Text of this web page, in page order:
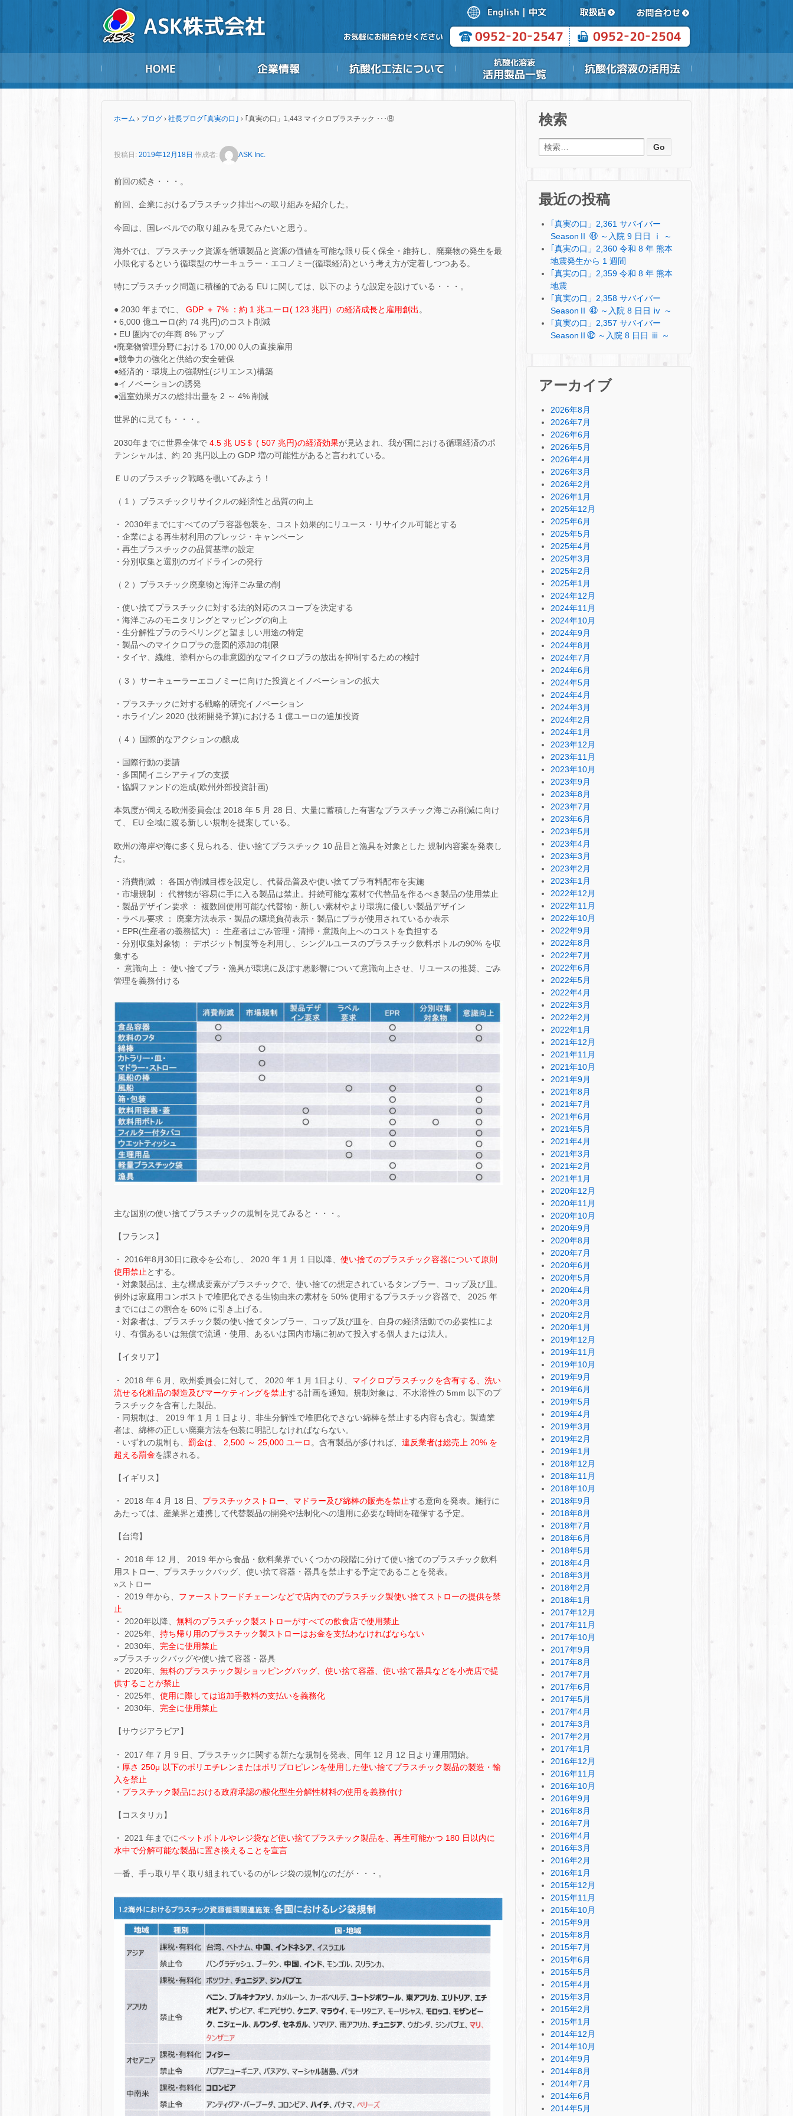
ホーム › ブログ › 社長ブログ｢真実の口｣ › ｢真実の口」1,443 マイクロプラスチック ･･･⑧
投稿日: 2019年12月18日 作成者: ASK Inc.
前回の続き・・・。
前回、企業におけるプラスチック排出への取り組みを紹介した。
今回は、国レベルでの取り組みを見てみたいと思う。
海外では、プラスチック資源を循環製品と資源の価値を可能な限り長く保全・維持し、廃棄物の発生を最
小限化するという循環型のサーキュラー・エコノミー(循環経済)という考え方が定着しつつある。
特にプラスチック問題に積極的である EU に関しては、以下のような設定を設けている・・・。
● 2030 年までに、 GDP ＋ 7% ：約 1 兆ユーロ( 123 兆円）の経済成長と雇用創出 。
• 6,000 億ユーロ(約 74 兆円)のコスト削減
• EU 圏内での年商 8% アップ
•廃棄物管理分野における 170,00 0人の直接雇用
●競争力の強化と供給の安全確保
●経済的・環境上の強靱性(ジリエンス)構築
●イノベーションの誘発
●温室効果ガスの総排出量を 2 ～ 4% 削減
世界的に見ても・・・。
2030年までに世界全体で 4.5 兆 US＄ ( 507 兆円)の経済効果が見込まれ、我が国における循環経済のポ
テンシャルは、約 20 兆円以上の GDP 増の可能性があると言われている。
ＥＵのプラスチック戦略を覗いてみよう！
（ 1 ）プラスチックリサイクルの経済性と品質の向上
・ 2030年までにすべてのプラ容器包装を、コスト効果的にリユース・リサイクル可能とする
・企業による再生材利用のプレッジ・キャンペーン
・再生プラスチックの品質基準の設定
・分別収集と選別のガイドラインの発行
（ 2 ）プラスチック廃棄物と海洋ごみ量の削
・使い捨てプラスチックに対する法的対応のスコープを決定する
・海洋ごみのモニタリングとマッピングの向上
・生分解性プラのラベリングと望ましい用途の特定
・製品へのマイクロプラの意図的添加の制限
・タイヤ、繊維、塗料からの非意図的なマイクロプラの放出を抑制するための検討
（ 3 ）サーキューラーエコノミーに向けた投資とイノベーションの拡大
・プラスチックに対する戦略的研究イノベーション
・ホライゾン 2020 (技術開発予算)における 1 億ユーロの追加投資
（ 4 ）国際的なアクションの醸成
・国際行動の要請
・多国間イニシアティブの支援
・協調ファンドの造成(欧州外部投資計画)
本気度が伺える欧州委員会は 2018 年 5 月 28 日、大量に蓄積した有害なプラスチック海ごみ削減に向け
て、 EU 全域に渡る新しい規制を提案している。
欧州の海岸や海に多く見られる、使い捨てプラスチック 10 品目と漁具を対象とした 規制内容案を発表し
た。
・消費削減 ： 各国が削減目標を設定し、代替品普及や使い捨てプラ有料配布を実施
・市場規制 ： 代替物が容易に手に入る製品は禁止。持続可能な素材で代替品を作るべき製品の使用禁止
・製品デザイン要求 ： 複数回使用可能な代替物・新しい素材やより環境に優しい製品デザイン
・ラベル要求 ： 廃棄方法表示・製品の環境負荷表示・製品にプラが使用されているか表示
・EPR(生産者の義務拡大) ： 生産者はごみ管理・清掃・意識向上へのコストを負担する
・分別収集対象物 ： デポジット制度等を利用し、シングルユースのプラスチック飲料ボトルの90% を収
集する
・ 意識向上 ： 使い捨てプラ・漁具が環境に及ぼす悪影響について意識向上させ、リユースの推奨、ごみ
管理を義務付ける
主な国別の使い捨てプラスチックの規制を見てみると・・・。
【フランス】
・ 2016年8月30日に政令を公布し、 2020 年 1 月 1 日以降、 使い捨てのプラスチック容器について原則
使用禁止 とする。
・対象製品は、主な構成要素がプラスチックで、使い捨ての想定されているタンブラー、コップ及び皿。
例外は家庭用コンポストで堆肥化できる生物由来の素材を 50% 使用するプラスチック容器で、 2025 年
までにはこの割合を 60% に引き上げる。
・対象者は、プラスチック製の使い捨てタンブラー、コップ及び皿を、自身の経済活動での必要性によ
り、有償あるいは無償で流通・使用、あるいは国内市場に初めて投入する個人または法人。
【イタリア】
・ 2018 年 6 月、欧州委員会に対して、 2020 年 1 月 1日より、 マイクロプラスチックを含有する、洗い
流せる化粧品の製造及びマーケティングを禁止する計画を通知。規制対象は、不水溶性の 5mm 以下のプ
ラスチックを含有した製品。
・同規制は、 2019 年 1 月 1 日より、非生分解性で堆肥化できない綿棒を禁止する内容も含む。製造業
者は、綿棒の正しい廃棄方法を包装に明記しなければならない。
・いずれの規制も、 罰金は、 2,500 ～ 25,000 ユーロ 。含有製品が多ければ、 違反業者は総売上 20% を
超える罰金を課される。
【イギリス】
・ 2018 年 4 月 18 日、 プラスチックストロー、マドラー及び綿棒の販売を禁止する意向を発表。施行に
あたっては、産業界と連携して代替製品の開発や法制化への適用に必要な時間を確保する予定。
【台湾】
・ 2018 年 12 月、 2019 年から食品・飲料業界でいくつかの段階に分けて使い捨てのプラスチック飲料
用ストロー、プラスチックバッグ、使い捨て容器・器具を禁止する予定であることを発表。
»ストロー
・ 2019 年から、 ファーストフードチェーンなどで店内でのプラスチック製使い捨てストローの提供を禁
止
・ 2020年以降、 無料のプラスチック製ストローがすべての飲食店で使用禁止
・ 2025年、 持ち帰り用のプラスチック製ストローはお金を支払わなければならない
・ 2030年、 完全に使用禁止
»プラスチックバッグや使い捨て容器・器具
・ 2020年、 無料のプラスチック製ショッピングバッグ、使い捨て容器、使い捨て器具などを小売店で提
供することが禁止
・ 2025年、 使用に際しては追加手数料の支払いを義務化
・ 2030年、 完全に使用禁止
【サウジアラビア】
・ 2017 年 7 月 9 日、プラスチックに関する新たな規制を発表、同年 12 月 12 日より運用開始。
・ 厚さ 250μ 以下のポリエチレンまたはポリプロピレンを使用した使い捨てプラスチック製品の製造・輸
入を禁止
・ プラスチック製品における政府承認の酸化型生分解性材料の使用を義務付け
【コスタリカ】
・ 2021 年までにペットボトルやレジ袋など使い捨てプラスチック製品を、再生可能かつ 180 日以内に
水中で分解可能な製品に置き換えることを宣言
一番、手っ取り早く取り組まれているのがレジ袋の規制なのだが・・・。
検索
検索:
最近の投稿
｢真実の口」2,361 サバイバー
SeasonⅡ ㊹ ～入院 9 日日 ⅰ ～
｢真実の口」2,360 令和 8 年 熊本
地震発生から 1 週間
｢真実の口」2,359 令和 8 年 熊本
地震
｢真実の口」2,358 サバイバー
SeasonⅡ ㊸ ～入院 8 日日 ⅳ ～
｢真実の口」2,357 サバイバー
SeasonⅡ㊷ ～入院 8 日日 ⅲ ～
アーカイブ
2026年8月
2026年7月
2026年6月
2026年5月
2026年4月
2026年3月
2026年2月
2026年1月
2025年12月
2025年6月
2025年5月
2025年4月
2025年3月
2025年2月
2025年1月
2024年12月
2024年11月
2024年10月
2024年9月
2024年8月
2024年7月
2024年6月
2024年5月
2024年4月
2024年3月
2024年2月
2024年1月
2023年12月
2023年11月
2023年10月
2023年9月
2023年8月
2023年7月
2023年6月
2023年5月
2023年4月
2023年3月
2023年2月
2023年1月
2022年12月
2022年11月
2022年10月
2022年9月
2022年8月
2022年7月
2022年6月
2022年5月
2022年4月
2022年3月
2022年2月
2022年1月
2021年12月
2021年11月
2021年10月
2021年9月
2021年8月
2021年7月
2021年6月
2021年5月
2021年4月
2021年3月
2021年2月
2021年1月
2020年12月
2020年11月
2020年10月
2020年9月
2020年8月
2020年7月
2020年6月
2020年5月
2020年4月
2020年3月
2020年2月
2020年1月
2019年12月
2019年11月
2019年10月
2019年9月
2019年6月
2019年5月
2019年4月
2019年3月
2019年2月
2019年1月
2018年12月
2018年11月
2018年10月
2018年9月
2018年8月
2018年7月
2018年6月
2018年5月
2018年4月
2018年3月
2018年2月
2018年1月
2017年12月
2017年11月
2017年10月
2017年9月
2017年8月
2017年7月
2017年6月
2017年5月
2017年4月
2017年3月
2017年2月
2017年1月
2016年12月
2016年11月
2016年10月
2016年9月
2016年8月
2016年7月
2016年4月
2016年3月
2016年2月
2016年1月
2015年12月
2015年11月
2015年10月
2015年9月
2015年8月
2015年7月
2015年6月
2015年5月
2015年4月
2015年3月
2015年2月
2015年1月
2014年12月
2014年10月
2014年9月
2014年8月
2014年7月
2014年6月
2014年5月